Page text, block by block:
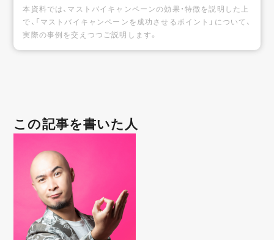
本資料では、マストバイキャンペーンの効果・特徴を説明した上
で、「マストバイキャンペーンを成功させるポイント」について、
実際の事例を交えつつご説明します。
この記事を書いた人